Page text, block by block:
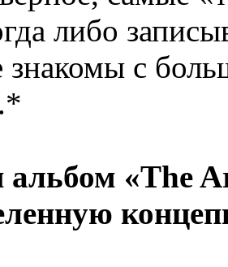
либо
знакомы с
альбом «The